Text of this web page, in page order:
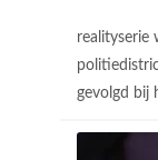
realityserie
gevolgd bij